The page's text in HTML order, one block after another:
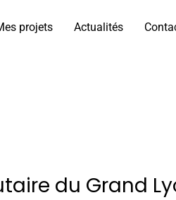
projets Actualités
du Grand